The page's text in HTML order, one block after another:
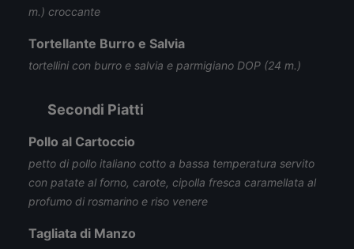
m.) croccante
Tortellante Burro e Salvia
tortellini con burro e salvia e parmigiano DOP (24 m.)
Secondi Piatti
Pollo al Cartoccio
petto di pollo italiano cotto a bassa temperatura servito
con patate al forno, carote, cipolla fresca caramellata al
profumo di rosmarino e riso venere
Tagliata di Manzo